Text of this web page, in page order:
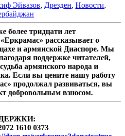
Эйвазов, Дрезден, Новости,
более тридцати лет
рассказывает о
и армянской Диаспоре. Мы
поддержке читателей,
армянского народа и
Если вы цените нашу работу
продолжал развиваться, вы
добровольным взносом.
1610 0373